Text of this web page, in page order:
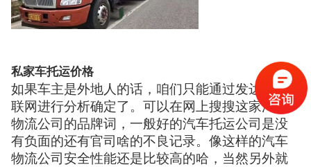
私家车托运价格
如果车主是外地人的话，咱们只能通过发达的互
联网进行分析确定了。可以在网上搜搜这家汽车
物流公司的品牌词，一般好的汽车托运公司是没
有负面的还有官司啥的不良记录。像这样的汽车
物流公司安全性能还是比较高的哈，当然另外就